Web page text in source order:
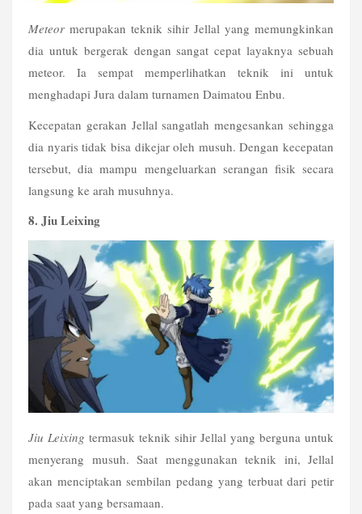
Meteor merupakan teknik sihir Jellal yang memungkinkan
dia untuk bergerak dengan sangat cepat layaknya sebuah
meteor. Ia sempat memperlihatkan teknik ini untuk
menghadapi Jura dalam turnamen Daimatou Enbu.
Kecepatan gerakan Jellal sangatlah mengesankan sehingga
dia nyaris tidak bisa dikejar oleh musuh. Dengan kecepatan
tersebut, dia mampu mengeluarkan serangan fisik secara
langsung ke arah musuhnya.
8. Jiu Leixing
Jiu Leixing termasuk teknik sihir Jellal yang berguna untuk
menyerang musuh. Saat menggunakan teknik ini, Jellal
akan menciptakan sembilan pedang yang terbuat dari petir
pada saat yang bersamaan.